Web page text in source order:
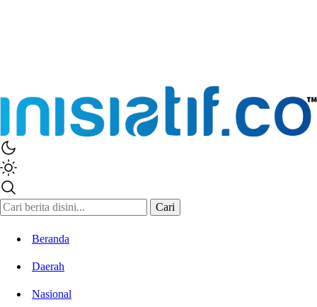
Cari
Beranda
Daerah
Nasional